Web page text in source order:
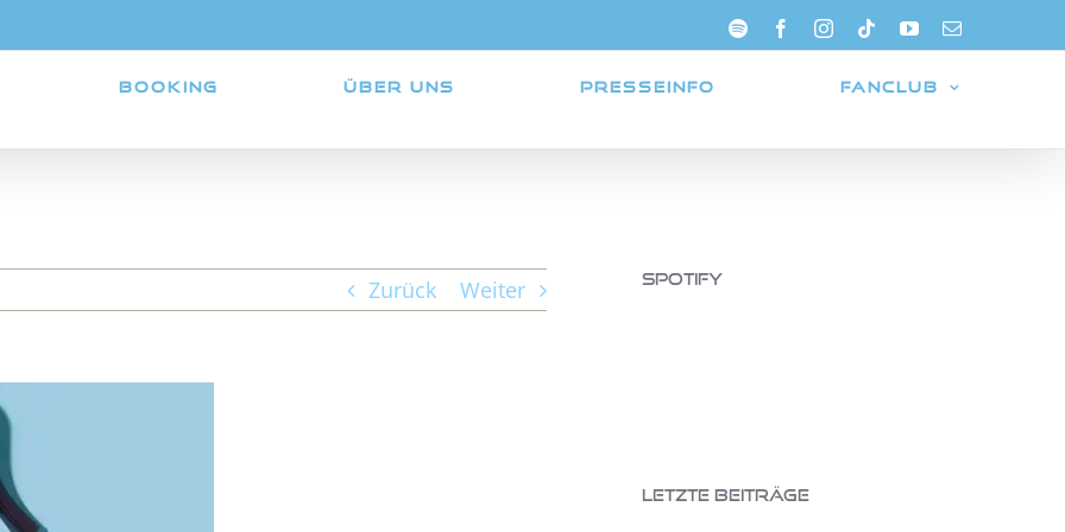
Spotify FacebookInstagram
TiktokYouTube
E-
Mail
BOOKING ÜBER UNS PRESSEINFO FANCLUB
Zurück Weiter Spotify
Letzte Beiträge